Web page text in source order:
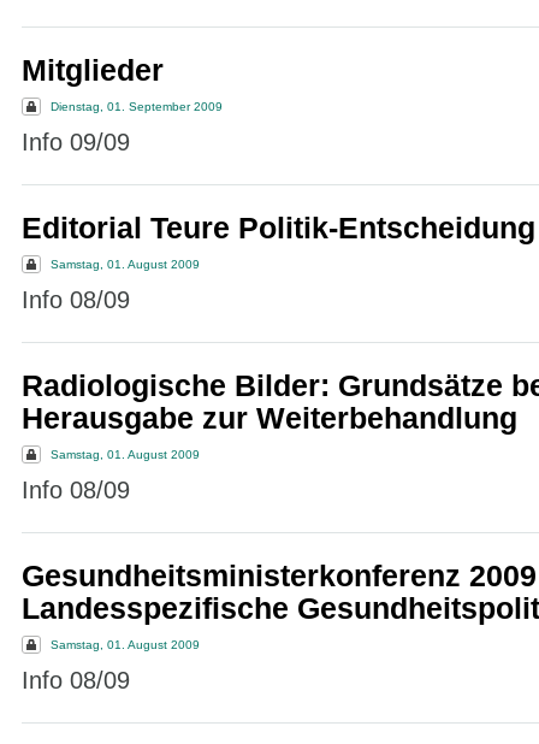
Mitglieder
Dienstag, 01. September 2009
Info 09/09
Editorial Teure Politik-Entscheidung
Samstag, 01. August 2009
Info 08/09
Radiologische Bilder: Grundsätze
Herausgabe zur Weiterbehandlung
Samstag, 01. August 2009
Info 08/09
Gesundheitsministerkonferenz
Landesspezifische
Samstag, 01. August 2009
Info 08/09